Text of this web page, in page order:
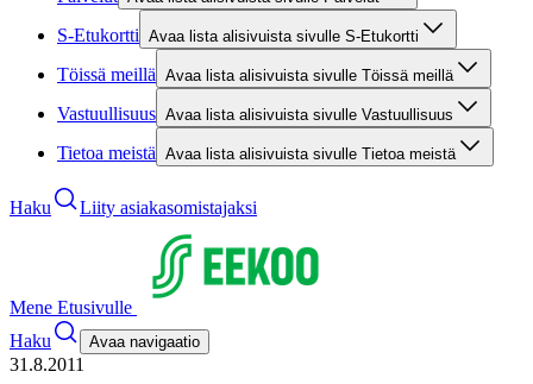
S-Etukortti Avaa lista alisivuista sivulle S-Etukortti
Töissä meillä Avaa lista alisivuista sivulle Töissä meillä
Vastuullisuus Avaa lista alisivuista sivulle Vastuullisuus
Tietoa meistä Avaa lista alisivuista sivulle Tietoa meistä
Haku Liity asiakasomistajaksi
Mene Etusivulle
Haku
Avaa navigaatio
31.8.2011